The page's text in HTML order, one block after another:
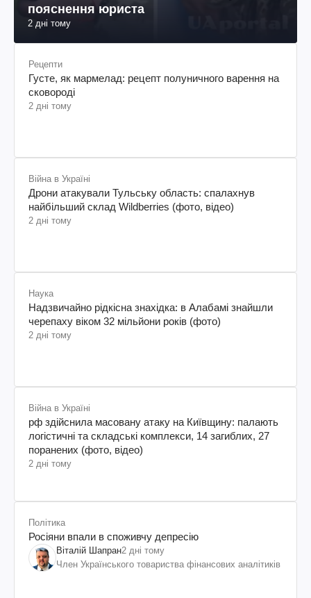
пояснення юриста
2 дні тому
Рецепти
Густе, як мармелад: рецепт полуничного варення на
сковороді
2 дні тому
Війна в Україні
Дрони атакували Тульську область: спалахнув
найбільший склад Wildberries (фото, відео)
2 дні тому
Наука
Надзвичайно рідкісна знахідка: в Алабамі знайшли
черепаху віком 32 мільйони років (фото)
2 дні тому
Війна в Україні
рф здійснила масовану атаку на Київщину: палають
логістичні та складські комплекси, 14 загиблих, 27
поранених (фото, відео)
2 дні тому
Політика
Росіяни впали в споживчу депресію
Віталій Шапран2 дні тому
Член Українського товариства фінансових аналітиків